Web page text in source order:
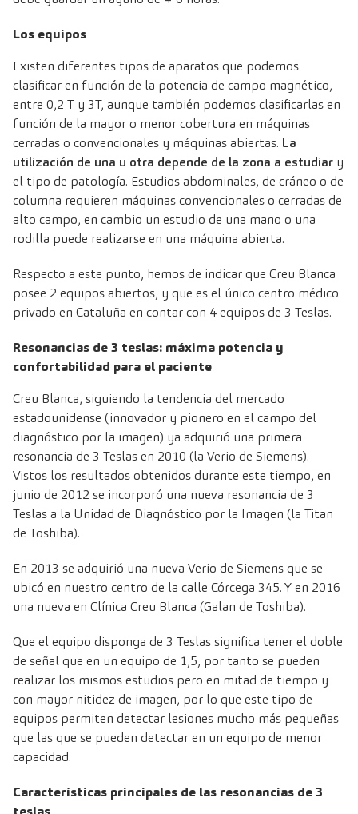
Los equipos
Existen diferentes tipos de aparatos que podemos
clasificar en función de la potencia de campo magnético,
entre 0,2 T y 3T, aunque también podemos clasificarlas en
función de la mayor o menor cobertura en máquinas
cerradas o convencionales y máquinas abiertas. La
utilización de una u otra depende de la zona a estudiar y
el tipo de patología. Estudios abdominales, de cráneo o de
columna requieren máquinas convencionales o cerradas de
alto campo, en cambio un estudio de una mano o una
rodilla puede realizarse en una máquina abierta.
Respecto a este punto, hemos de indicar que Creu Blanca
posee 2 equipos abiertos, y que es el único centro médico
privado en Cataluña en contar con 4 equipos de 3 Teslas.
Resonancias de 3 teslas: máxima potencia y
confortabilidad para el paciente
Creu Blanca, siguiendo la tendencia del mercado
estadounidense (innovador y pionero en el campo del
diagnóstico por la imagen) ya adquirió una primera
resonancia de 3 Teslas en 2010 (la Verio de Siemens).
Vistos los resultados obtenidos durante este tiempo, en
junio de 2012 se incorporó una nueva resonancia de 3
Teslas a la Unidad de Diagnóstico por la Imagen (la Titan
de Toshiba).
En 2013 se adquirió una nueva Verio de Siemens que se
ubicó en nuestro centro de la calle Córcega 345. Y en 2016
una nueva en Clínica Creu Blanca (Galan de Toshiba).
Que el equipo disponga de 3 Teslas significa tener el doble
de señal que en un equipo de 1,5, por tanto se pueden
realizar los mismos estudios pero en mitad de tiempo y
con mayor nitidez de imagen, por lo que este tipo de
equipos permiten detectar lesiones mucho más pequeñas
que las que se pueden detectar en un equipo de menor
capacidad.
Características principales de las resonancias de 3